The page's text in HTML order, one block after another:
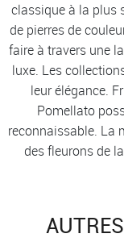
classique à la plus
de pierres de
faire à travers une
luxe. Les
leur élégance.
Pomellato
reconnaissable. La
des fleurons de